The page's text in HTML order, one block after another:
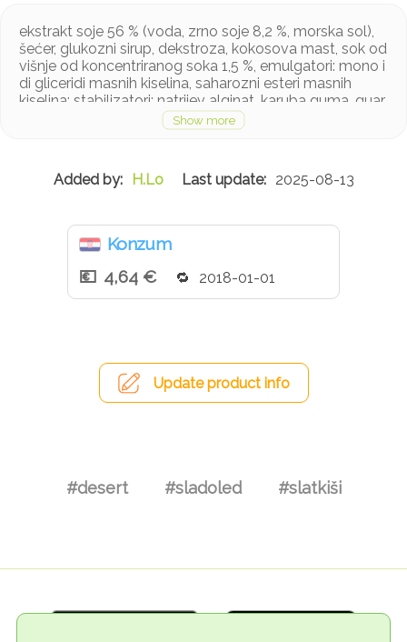
ekstrakt soje 56 % (voda, zrno soje 8,2 %, morska sol),
šećer, glukozni sirup, dekstroza, kokosova mast, sok od
višnje od koncentriranog soka 1,5 %, emulgatori: mono i
di gliceridi masnih kiselina, saharozni esteri masnih
kiselina; stabilizatori: natrijev alginat, karuba guma, guar
guma. pektini; bojilo: beetroot red; aroma, regulator
kiselosti: limunska kiselina
H.Lo
2025-08-13
Konzum
4,64 €
2018-01-01
Update product info
#desert #sladoled #slatkiši